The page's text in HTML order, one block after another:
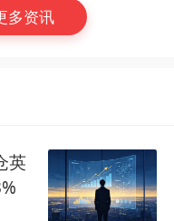
多资讯
英